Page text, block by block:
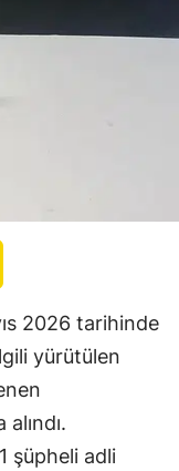
2026 tarihinde
yürütülen
şüpheli adli